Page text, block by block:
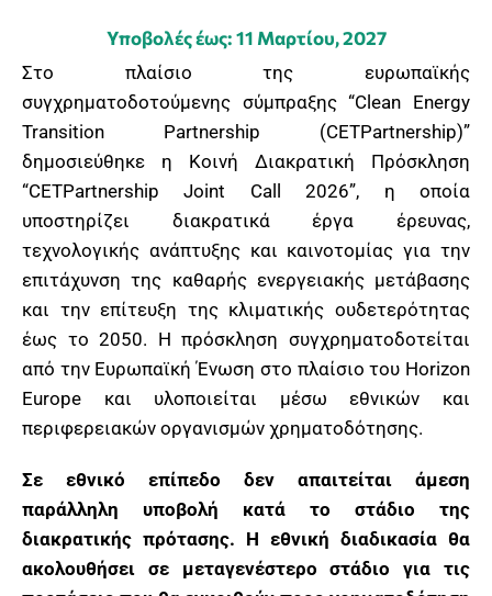
Υποβολές έως: 11 Μαρτίου, 2027
Στο πλαίσιο της ευρωπαϊκής
συγχρηματοδοτούμενης σύμπραξης “Clean Energy
Transition Partnership (CETPartnership)”
δημοσιεύθηκε η Κοινή Διακρατική Πρόσκληση
“CETPartnership Joint Call 2026”, η οποία
υποστηρίζει διακρατικά έργα έρευνας,
τεχνολογικής ανάπτυξης και καινοτομίας για την
επιτάχυνση της καθαρής ενεργειακής μετάβασης
και την επίτευξη της κλιματικής ουδετερότητας
έως το 2050. Η πρόσκληση συγχρηματοδοτείται
από την Ευρωπαϊκή Ένωση στο πλαίσιο του Horizon
Europe και υλοποιείται μέσω εθνικών και
περιφερειακών οργανισμών χρηματοδότησης.
Σε εθνικό επίπεδο δεν απαιτείται άμεση
παράλληλη υποβολή κατά το στάδιο της
διακρατικής πρότασης. Η εθνική διαδικασία θα
ακολουθήσει σε μεταγενέστερο στάδιο για τις